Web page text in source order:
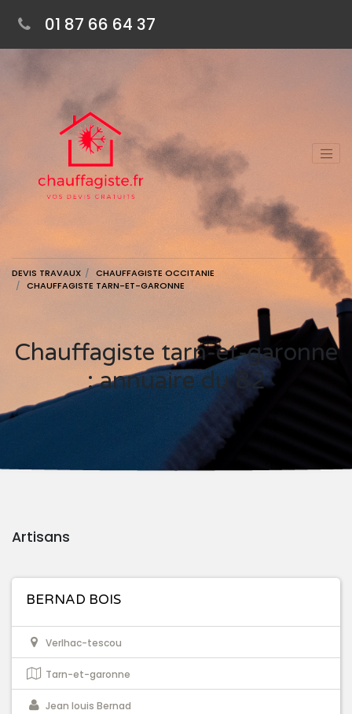
01 87 66 64 37
DEVIS TRAVAUX
CHAUFFAGISTE OCCITANIE
CHAUFFAGISTE TARN-ET-GARONNE
Chauffagiste tarn-et-garonne
: annuaire du 82
Artisans
BERNAD BOIS
Verlhac-tescou
Tarn-et-garonne
Jean louis Bernad